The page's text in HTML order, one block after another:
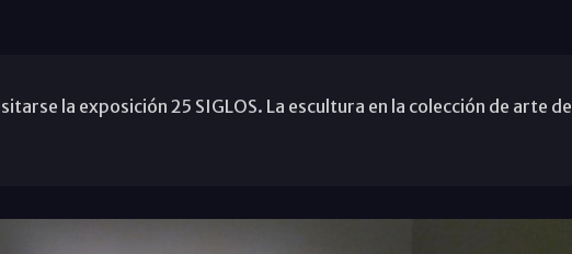
la exposición 25 SIGLOS. La escultura en la colección de arte de